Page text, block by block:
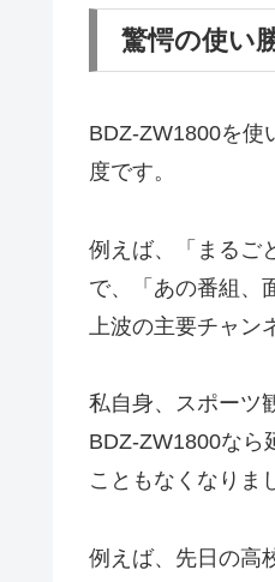
驚愕の使い
BDZ-ZW1800を使
度です。
例えば、「まるご
で、「あの番組、
上波の主要チャ
私自身、スポーツ
BDZ-ZW1800なら
こともなくなりま
例えば、先日の高